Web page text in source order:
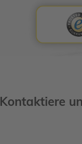
Kontaktiere